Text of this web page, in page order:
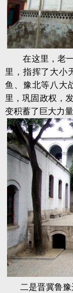
在这里，老一
里，指挥了大小
鱼、豫北等八大
里，巩固政权，
变积蓄了巨大力量
二是晋冀鲁豫